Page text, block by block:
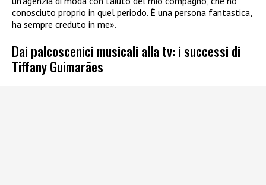
conosciuto proprio in quel periodo. È una persona fantastica,
ha sempre creduto in me».
Dai palcoscenici musicali alla tv: i successi di
Tiffany Guimarães